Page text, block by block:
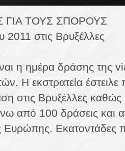
ΤΟΥΣ ΣΠΟΡΟΥΣ
2011 στις Βρυξέλλες
η ημέρα δράσης της
H εκστρατεία
στις Βρυξέλλες καθώς
από 100 δράσεις και
Ευρώπης. Εκατοντάδες